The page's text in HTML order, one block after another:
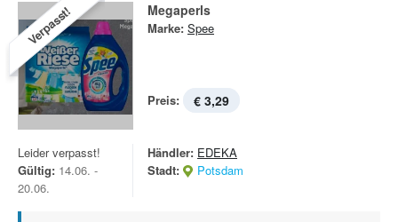
Verpasst! Megaperls
Marke: Spee
Preis: € 3,29
Leider verpasst!
Gültig: 14.06. -
20.06.
Händler: EDEKA
Stadt:
Potsdam